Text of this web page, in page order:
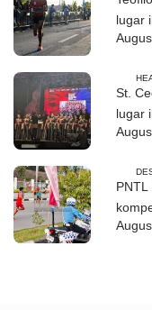
lugar
St.
lugar
2026